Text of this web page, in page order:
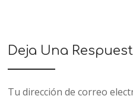
Deja Una
Tu dirección de correo